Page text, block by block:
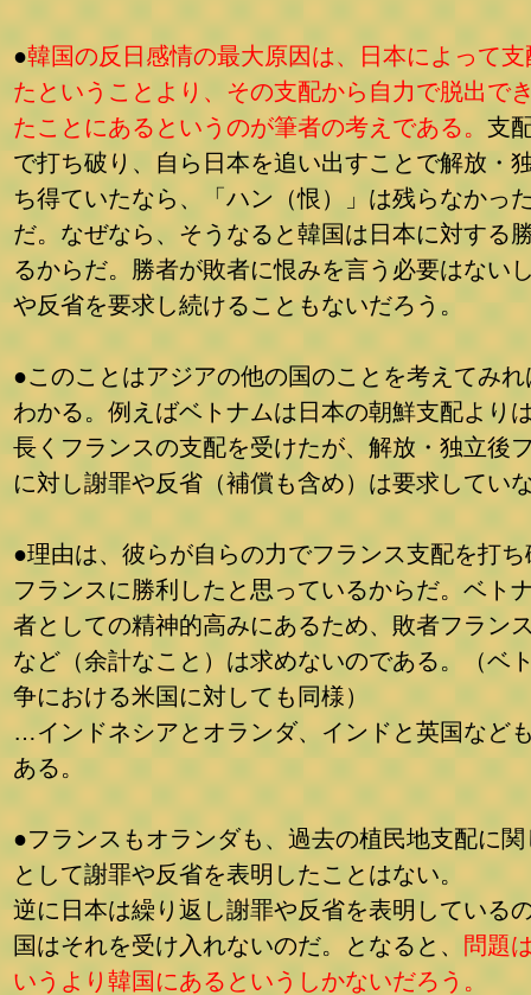
●韓国の反日感情の最大原因は、日本によって支
たということより、その支配から自力で脱出で
たことにあるというのが筆者の考えである。 支
で打ち破り、自ら日本を追い出すことで解放・
ち得ていたなら、「ハン（恨）」は残らなかっ
だ。なぜなら、そうなると韓国は日本に対する
るからだ。勝者が敗者に恨みを言う必要はない
や反省を要求し続けることもないだろう。
●このことはアジアの他の国のことを考えてみれ
わかる。例えばベトナムは日本の朝鮮支配より
長くフランスの支配を受けたが、解放・独立後
に対し謝罪や反省（補償も含め）は要求してい
●理由は、彼らが自らの力でフランス支配を打ち
フランスに勝利したと思っているからだ。ベト
者としての精神的高みにあるため、敗者フラン
など（余計なこと）は求めないのである。（ベ
争における米国に対しても同様）
…インドネシアとオランダ、インドと英国など
ある。
●フランスもオランダも、過去の植民地支配に関
として謝罪や反省を表明したことはない。
逆に日本は繰り返し謝罪や反省を表明している
国はそれを受け入れないのだ。となると、 問題
いうより韓国にあるというしかないだろう。